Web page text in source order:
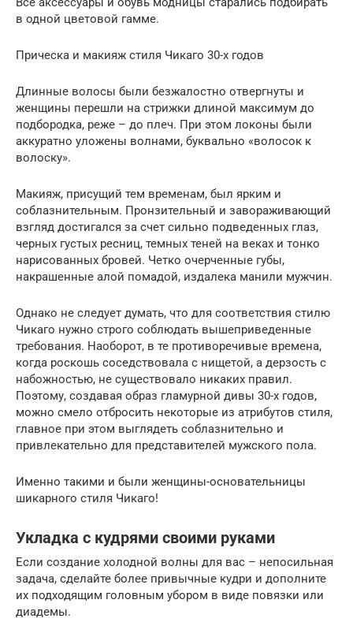
в одной цветовой гамме.
Прическа и макияж стиля Чикаго 30-х годов
Длинные волосы были безжалостно отвергнуты и
женщины перешли на стрижки длиной максимум до
подбородка, реже – до плеч. При этом локоны были
аккуратно уложены волнами, буквально «волосок к
волоску».
Макияж, присущий тем временам, был ярким и
соблазнительным. Пронзительный и завораживающий
взгляд достигался за счет сильно подведенных глаз,
черных густых ресниц, темных теней на веках и тонко
нарисованных бровей. Четко очерченные губы,
накрашенные алой помадой, издалека манили мужчин.
Однако не следует думать, что для соответствия стилю
Чикаго нужно строго соблюдать вышеприведенные
требования. Наоборот, в те противоречивые времена,
когда роскошь соседствовала с нищетой, а дерзость с
набожностью, не существовало никаких правил.
Поэтому, создавая образ гламурной дивы 30-х годов,
можно смело отбросить некоторые из атрибутов стиля,
главное при этом выглядеть соблазнительно и
привлекательно для представителей мужского пола.
Именно такими и были женщины-основательницы
шикарного стиля Чикаго!
Укладка с кудрями своими руками
Если создание холодной волны для вас – непосильная
задача, сделайте более привычные кудри и дополните
их подходящим головным убором в виде повязки или
диадемы.